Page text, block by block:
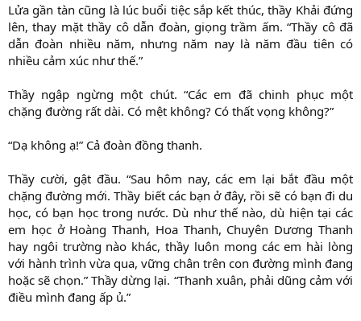
Lửa gần tàn cũng là lúc buổi tiệc sắp kết thúc, thầy Khải đứng
lên, thay mặt thầy cô dẫn đoàn, giọng trầm ấm. “Thầy cô đã
dẫn đoàn nhiều năm, nhưng năm nay là năm đầu tiên có
nhiều cảm xúc như thế.”
Thầy ngập ngừng một chút. “Các em đã chinh phục một
chặng đường rất dài. Có mệt không? Có thất vọng không?”
“Dạ không ạ!” Cả đoàn đồng thanh.
Thầy cười, gật đầu. “Sau hôm nay, các em lại bắt đầu một
chặng đường mới. Thầy biết các bạn ở đây, rồi sẽ có bạn đi du
học, có bạn học trong nước. Dù như thế nào, dù hiện tại các
em học ở Hoàng Thanh, Hoa Thanh, Chuyên Dương Thanh
hay ngôi trường nào khác, thầy luôn mong các em hài lòng
với hành trình vừa qua, vững chân trên con đường mình đang
hoặc sẽ chọn.” Thầy dừng lại. “Thanh xuân, phải dũng cảm với
điều mình đang ấp ủ.”